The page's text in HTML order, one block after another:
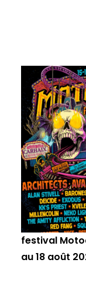
festival
au 18 août